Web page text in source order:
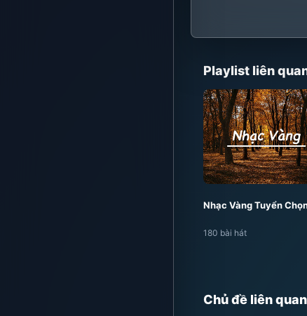
Playlist liên
Nhạc Vàng Tuyển
180 bài hát
Chủ đề liên quan